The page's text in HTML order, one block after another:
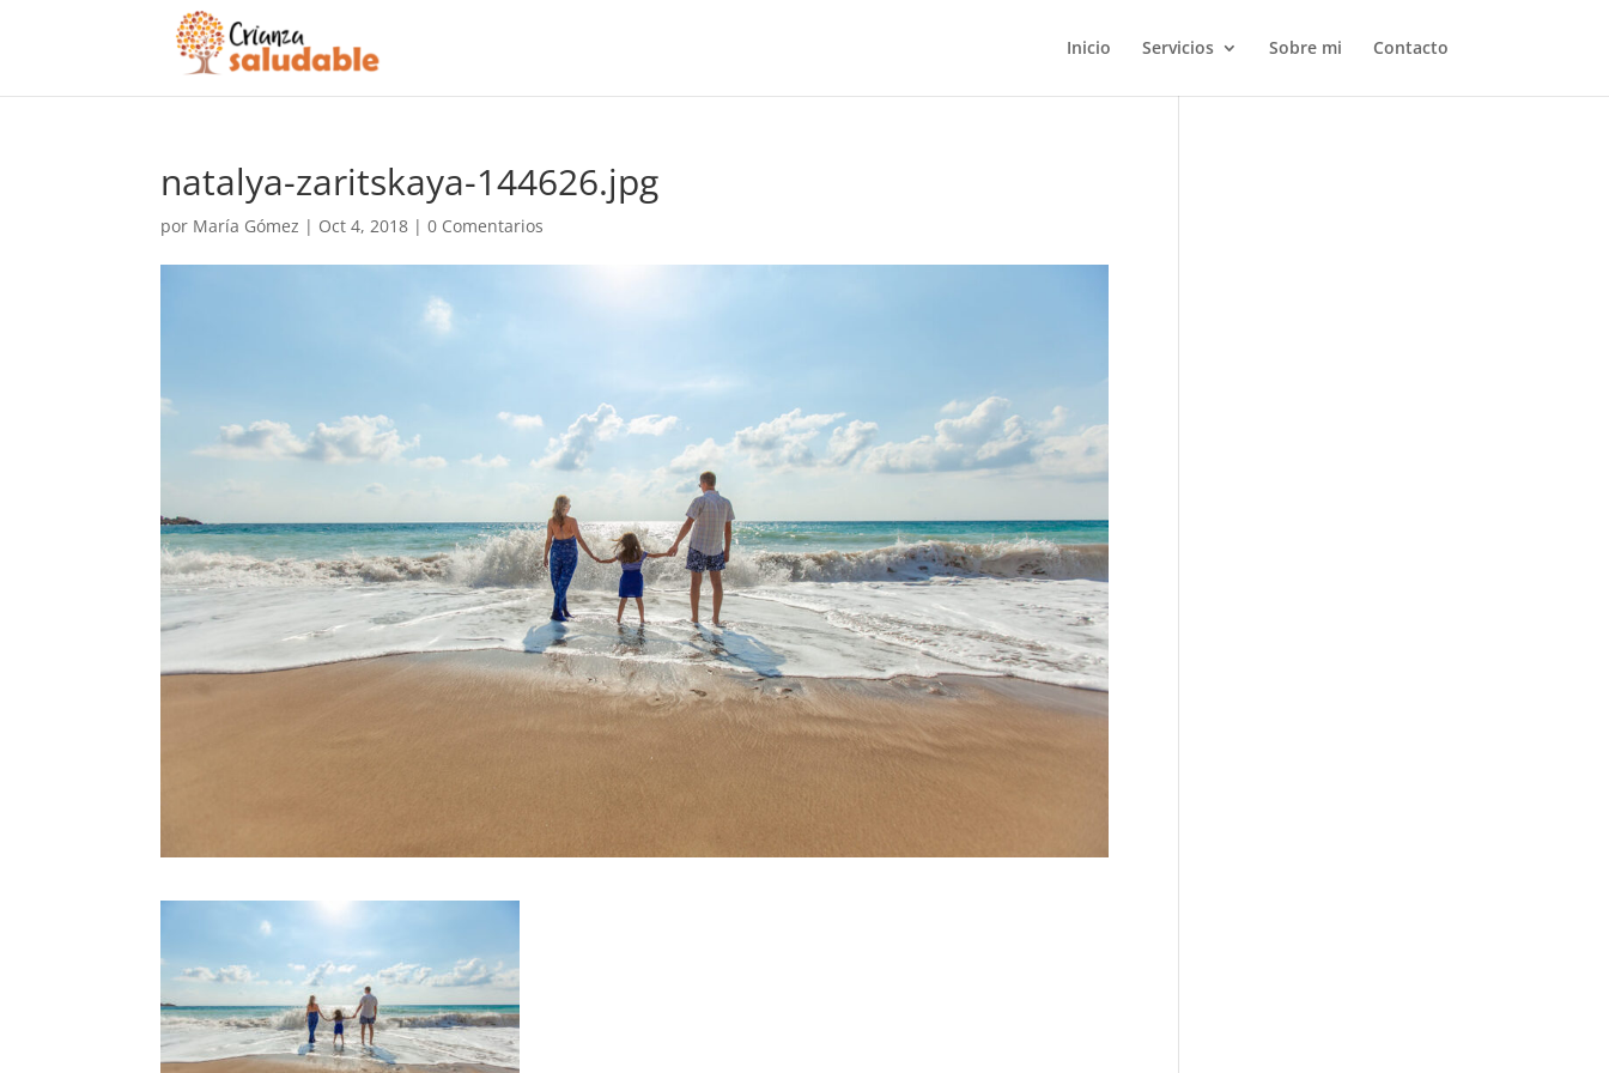
Inicio Servicios Sobre mi Contacto
natalya-zaritskaya-144626.jpg
por María Gómez | Oct 4, 2018 |0 Comentarios